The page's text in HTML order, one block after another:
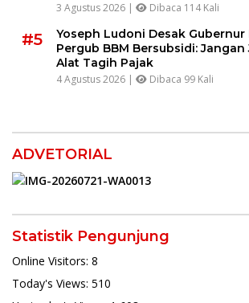
3 Agustus 2026 | Dibaca 114 Kali
#5
Yoseph Ludoni Desak Gubernur
Pergub BBM Bersubsidi: Jangan
Alat Tagih Pajak
4 Agustus 2026 | Dibaca 99 Kali
ADVETORIAL
Statistik Pengunjung
Online Visitors: 8
Today's Views: 510